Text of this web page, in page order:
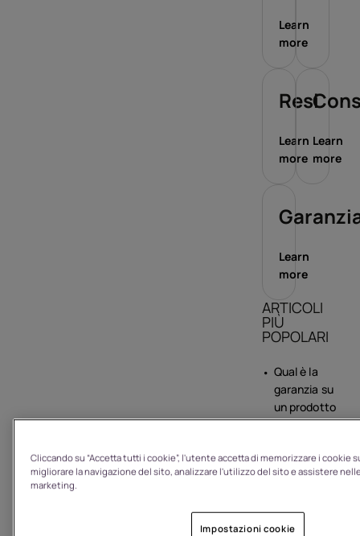
Learn
more
Resi
Learn
more
Learn
more
Learn
more
ARTICOLI
PIÙ
POPOLARI
Qual è la
garanzia su
un prodotto
che ho
da HMD?
opzioni di
Cliccando su “Accetta tutti i cookie”, l'utente accetta di memorizzare i cookie
migliorare la navigazione del sito, analizzare l'utilizzo del sito e assistere
marketing.
Impostazioni cookie